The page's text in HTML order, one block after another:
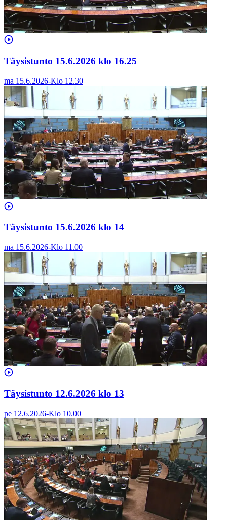
Täysistunto 15.6.2026 klo 16.25
ma 15.6.2026-Klo 12.30
Täysistunto 15.6.2026 klo 14
ma 15.6.2026-Klo 11.00
Täysistunto 12.6.2026 klo 13
pe 12.6.2026-Klo 10.00